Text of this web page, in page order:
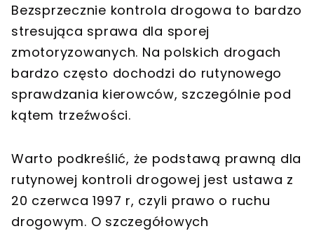
Bezsprzecznie kontrola drogowa to bardzo
stresująca sprawa dla sporej
zmotoryzowanych. Na polskich drogach
bardzo często dochodzi do rutynowego
sprawdzania kierowców, szczególnie pod
kątem trzeźwości.
Warto podkreślić, że podstawą prawną dla
rutynowej kontroli drogowej jest ustawa z
20 czerwca 1997 r, czyli prawo o ruchu
drogowym. O szczegółowych